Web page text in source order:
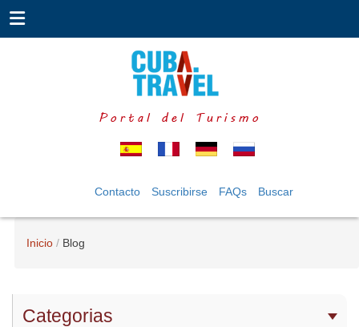
Portal del Turismo
Contacto Suscribirse FAQs Buscar
Inicio Blog
Categorias